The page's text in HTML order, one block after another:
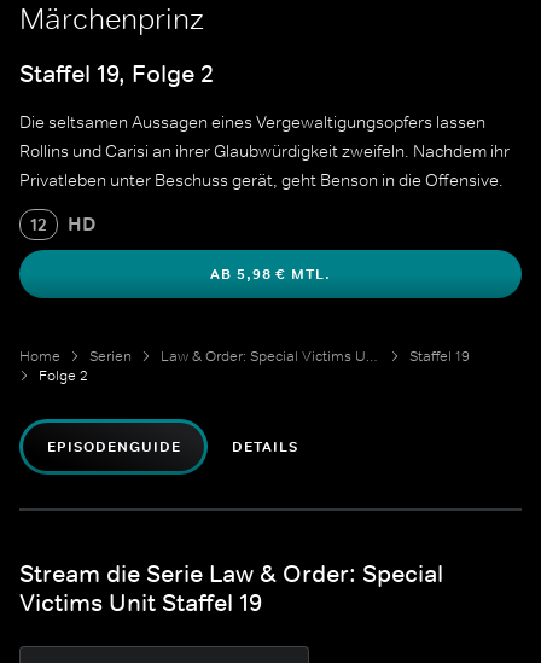
Märchenprinz
Staffel 19, Folge 2
Die seltsamen Aussagen eines Vergewaltigungsopfers lassen
Rollins und Carisi an ihrer Glaubwürdigkeit zweifeln. Nachdem ihr
Privatleben unter Beschuss gerät, geht Benson in die Offensive.
12 HD
AB 5,98 € MTL.
Home Serien Law & Order: Special Victims Unit
Staffel 19
Folge 2
EPISODENGUIDE DETAILS
Stream die Serie Law & Order: Special
Victims Unit Staffel 19